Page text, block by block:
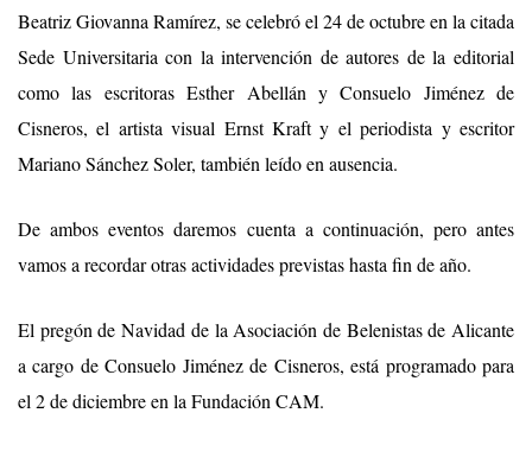
Beatriz Giovanna Ramírez, se celebróel 24 de octubre en la citada
Sede Universitaria con la intervención de autores de la editorial
como las escritorasEsther Abellán yConsuelo Jiménez de
Cisneros, el artista visual Ernst Krafty el periodista y escritor
Mariano Sánchez Soler, también leído en ausencia.
De ambos eventos daremos cuenta a continuación, pero antes
vamos a recordar otras actividades previstas hasta fin de año.
El pregón de Navidad de la Asociación de Belenistas de Alicante
a cargo de Consuelo Jiménez de Cisneros,está programado para
el 2 de diciembre en la Fundación CAM.